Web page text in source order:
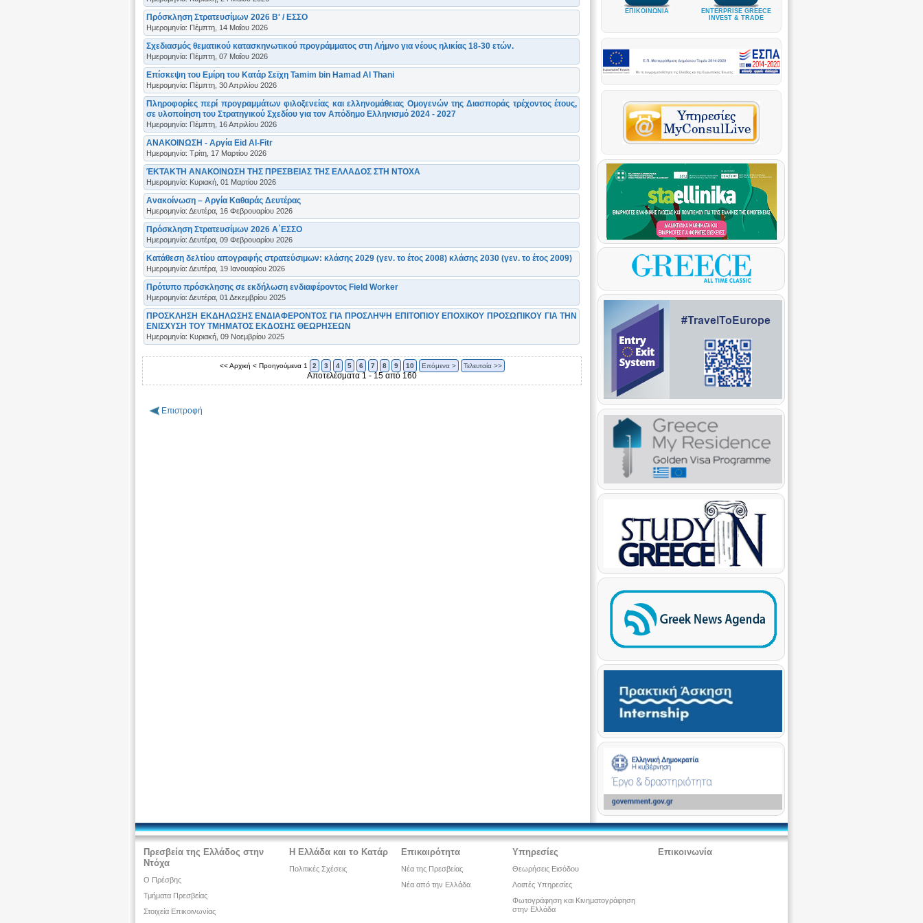
Πρόσκληση Στρατευσίμων 2026 Β' / ΕΣΣΟ
Ημερομηνία: Πέμπτη, 14 Μαΐου 2026
Σχεδιασμός θεματικού κατασκηνωτικού προγράμματος στη Λήμνο για νέους ηλικίας 18-30 ετών.
Ημερομηνία: Πέμπτη, 07 Μαΐου 2026
Επίσκεψη του Εμίρη του Κατάρ Σεϊχη Tamim bin Hamad Al Thani
Ημερομηνία: Πέμπτη, 30 Απριλίου 2026
Πληροφορίες περί προγραμμάτων φιλοξενείας και ελληνομάθειας Ομογενών της Διασποράς τρέχοντος έτους,
σε υλοποίηση του Στρατηγικού Σχεδίου για τον Απόδημο Ελληνισμό 2024 - 2027
Ημερομηνία: Πέμπτη, 16 Απριλίου 2026
ΑΝΑΚΟΙΝΩΣΗ - Αργία Eid Al-Fitr
Ημερομηνία: Τρίτη, 17 Μαρτίου 2026
ΈΚΤΑΚΤΗ ΑΝΑΚΟΙΝΩΣΗ ΤΗΣ ΠΡΕΣΒΕΙΑΣ ΤΗΣ ΕΛΛΑΔΟΣ ΣΤΗ ΝΤΟΧΑ
Ημερομηνία: Κυριακή, 01 Μαρτίου 2026
Ανακοίνωση – Αργία Καθαράς Δευτέρας
Ημερομηνία: Δευτέρα, 16 Φεβρουαρίου 2026
Πρόσκληση Στρατευσίμων 2026 Α΄ΕΣΣΟ
Ημερομηνία: Δευτέρα, 09 Φεβρουαρίου 2026
Κατάθεση δελτίου απογραφής στρατεύσιμων: κλάσης 2029 (γεν. το έτος 2008) κλάσης 2030 (γεν. το έτος 2009)
Ημερομηνία: Δευτέρα, 19 Ιανουαρίου 2026
Πρότυπο πρόσκλησης σε εκδήλωση ενδιαφέροντος Field Worker
Ημερομηνία: Δευτέρα, 01 Δεκεμβρίου 2025
ΠΡΟΣΚΛΗΣΗ ΕΚΔΗΛΩΣΗΣ ΕΝΔΙΑΦΕΡΟΝΤΟΣ ΓΙΑ ΠΡΟΣΛΗΨΗ ΕΠΙΤΟΠΙΟΥ ΕΠΟΧΙΚΟΥ ΠΡΟΣΩΠΙΚΟΥ ΓΙΑ ΤΗΝ
ΕΝΙΣΧΥΣΗ ΤΟΥ ΤΜΗΜΑΤΟΣ ΕΚΔΟΣΗΣ ΘΕΩΡΗΣΕΩΝ
Ημερομηνία: Κυριακή, 09 Νοεμβρίου 2025
<< Αρχική < Προηγούμενα 1 2 3 4 5 6 7 8 9 10 Επόμενα > Τελευταία >>
Αποτελέσματα 1 - 15 από 160
Επιστροφή
ΕΠΙΚΟΙΝΩΝΙΑ
ENTERPRISE GREECE
INVEST & TRADE
Πρεσβεία της Ελλάδος στην
Ντόχα
Ο Πρέσβης
Τμήματα Πρεσβείας
Στοιχεία Επικοινωνίας
Η Ελλάδα και το Κατάρ
Πολιτικές Σχέσεις
Επικαιρότητα
Νέα της Πρεσβείας
Νέα από την Ελλάδα
Υπηρεσίες
Θεωρήσεις Εισόδου
Λοιπές Υπηρεσίες
Φωτογράφηση και Κινηματογράφηση
στην Ελλάδα
Επικοινωνία